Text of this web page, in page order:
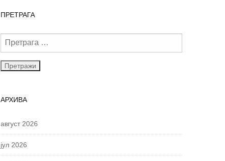
ПРЕТРАГА
АРХИВА
август 2026
јул 2026